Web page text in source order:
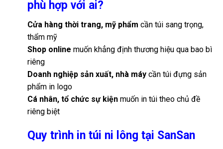
phù hợp với ai?
Cửa hàng thời trang, mỹ phẩm cần túi sang trọng,
thẩm mỹ
Shop online muốn khẳng định thương hiệu qua bao bì
riêng
Doanh nghiệp sản xuất, nhà máy cần túi đựng sản
phẩm in logo
Cá nhân, tổ chức sự kiện muốn in túi theo chủ đề
riêng biệt
Quy trình in túi ni lông tại SanSan